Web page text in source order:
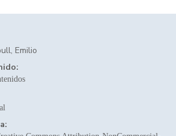
Emilio